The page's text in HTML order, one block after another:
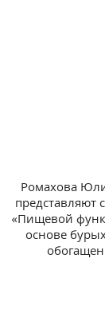
Ромахова
представляют
«Пищевой
основе